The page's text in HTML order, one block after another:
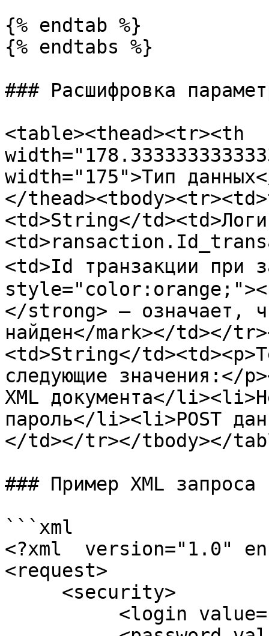
{% endtab %}
{% endtabs %}
### Расшифровка
<table><thead><tr><th
width="175">Тип
</
<td>String</
<td>Id транзакции при
</strong> – означает,
найден</mark></td></
<td>String</
следующие значения:</
XML документа</
пароль</li><li>POST
</td></tr></tbody></
### Пример XML запроса
```xml
<?xml  version="1.0"
<request>